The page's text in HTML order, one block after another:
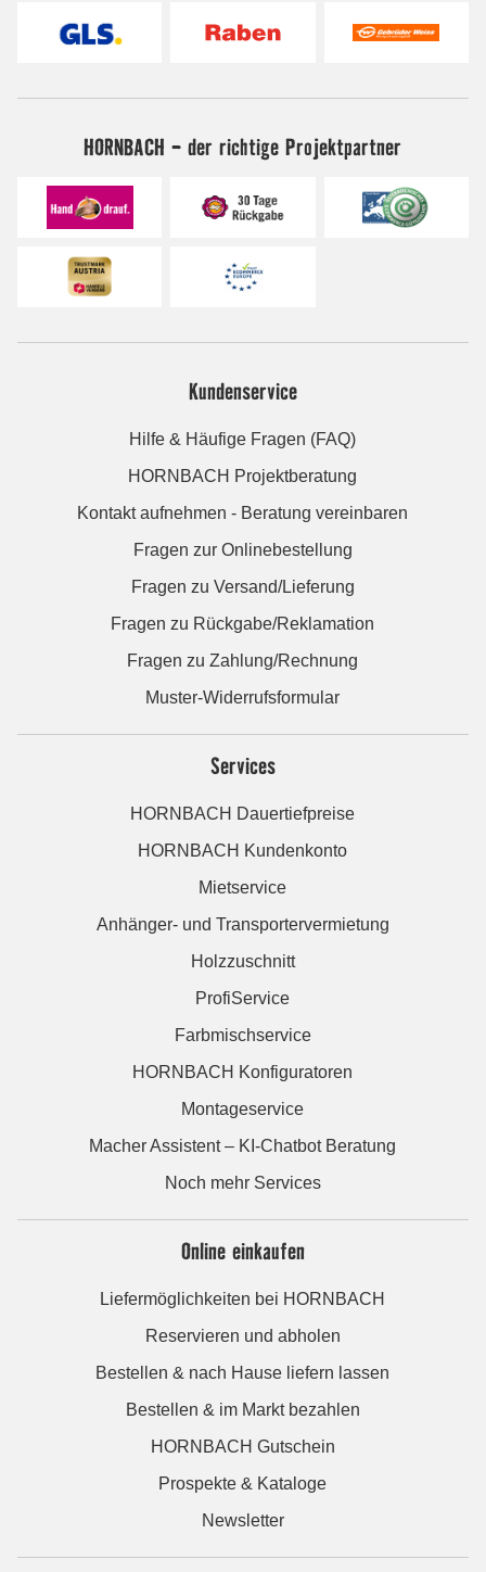
HORNBACH - der richtige Projektpartner
Kundenservice
Hilfe & Häufige Fragen (FAQ)
HORNBACH Projektberatung
Kontakt aufnehmen - Beratung vereinbaren
Fragen zur Onlinebestellung
Fragen zu Versand/Lieferung
Fragen zu Rückgabe/Reklamation
Fragen zu Zahlung/Rechnung
Muster-Widerrufsformular
Services
HORNBACH Dauertiefpreise
HORNBACH Kundenkonto
Mietservice
Anhänger- und Transportervermietung
Holzzuschnitt
ProfiService
Farbmischservice
HORNBACH Konfiguratoren
Montageservice
Macher Assistent – KI-Chatbot Beratung
Noch mehr Services
Online einkaufen
Liefermöglichkeiten bei HORNBACH
Reservieren und abholen
Bestellen & nach Hause liefern lassen
Bestellen & im Markt bezahlen
HORNBACH Gutschein
Prospekte & Kataloge
Newsletter